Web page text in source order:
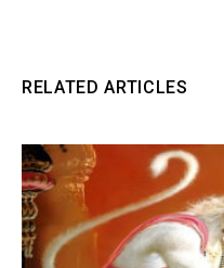
RELATED ARTICLES